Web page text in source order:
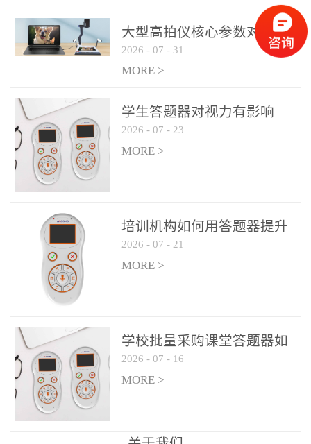
念，教师无需复杂培训即
可快速上手。软件支持与
PPT、白板等常用教学工具
几步：打开软件、选择互
动模式、发起互动任务，
整个过程不超过 30 秒，完
美融入正常教学流程，避
免打断课堂连贯性。无论
点讲解互动，还是课后即
时反馈，QVote 都能灵活
适配不同教学环节需求，
让教师专注于教学内容本
身，而非技术操作。多元
热情QVote 提供了丰富的
互动功能矩阵，满足不同
学科、不同教学目标的互
动需求：即时答题：支持
单选题、多选题、判断题
等基础题型，学生通过答
大型高拍仪核心参数对比与
选购建议
2026 - 07 - 31
MORE >
学生答题器对视力有影响
吗？
2026 - 07 - 23
MORE >
培训机构如何用答题器提升
学生专注度
2026 - 07 - 21
MORE >
学校批量采购课堂答题器如
何选厂家
2026 - 07 - 16
MORE >